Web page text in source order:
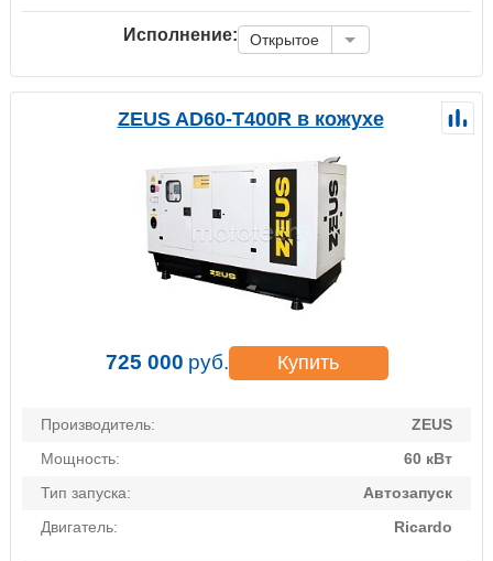
Исполнение: Открытое
ZEUS AD60-T400R в кожухе
725 000 руб. Купить
Производитель:
ZEUS
Мощность:
60 кВт
Тип запуска:
Автозапуск
Двигатель:
Ricardo